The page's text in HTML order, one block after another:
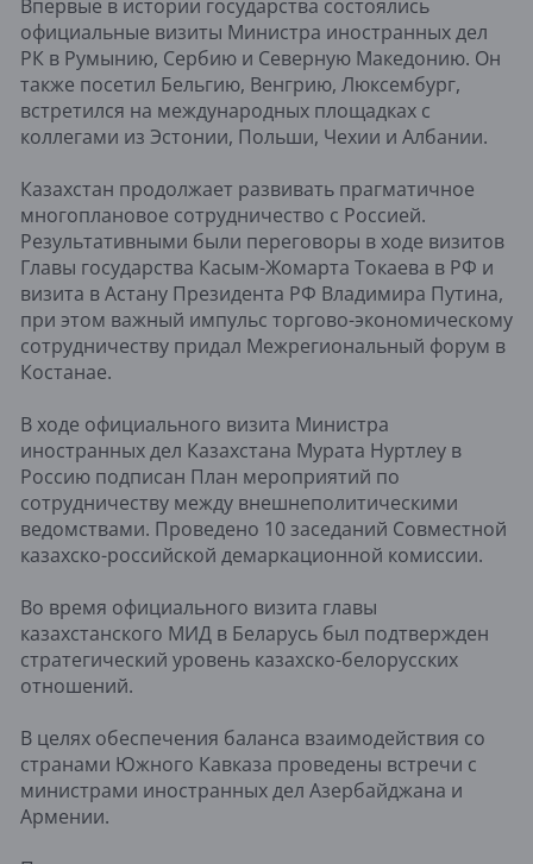
Впервые в истории государства состоялись
официальные визиты Министра иностранных дел
РК в Румынию, Сербию и Северную Македонию. Он
также посетил Бельгию, Венгрию, Люксембург,
встретился на международных площадках с
коллегами из Эстонии, Польши, Чехии и Албании.
Казахстан продолжает развивать прагматичное
многоплановое сотрудничество с Россией.
Результативными были переговоры в ходе визитов
Главы государства Касым-Жомарта Токаева в РФ и
визита в Астану Президента РФ Владимира Путина,
при этом важный импульс торгово-экономическому
сотрудничеству придал Межрегиональный форум в
Костанае.
В ходе официального визита Министра
иностранных дел Казахстана Мурата Нуртлеу в
Россию подписан План мероприятий по
сотрудничеству между внешнеполитическими
ведомствами. Проведено 10 заседаний Совместной
казахско-российской демаркационной комиссии.
Во время официального визита главы
казахстанского МИД в Беларусь был подтвержден
стратегический уровень казахско-белорусских
отношений.
В целях обеспечения баланса взаимодействия со
странами Южного Кавказа проведены встречи с
министрами иностранных дел Азербайджана и
Армении.